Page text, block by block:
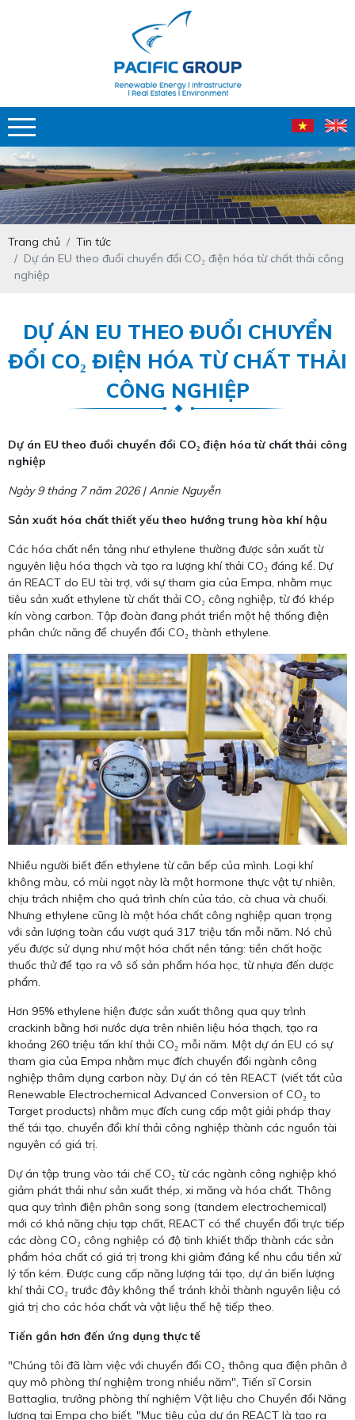
Trang chủ
Tin tức
Dự án EU theo đuổi chuyển đổi CO₂ điện hóa từ chất thải công
nghiệp
DỰ ÁN EU THEO ĐUỔI CHUYỂN
ĐỔI CO₂ ĐIỆN HÓA TỪ CHẤT THẢI
CÔNG NGHIỆP
Dự án EU theo đuổi chuyển đổi CO₂ điện hóa từ chất thải công
nghiệp
Ngày 9 tháng 7 năm 2026 | Annie Nguyễn
Sản xuất hóa chất thiết yếu theo hướng trung hòa khí hậu
Các hóa chất nền tảng như ethylene thường được sản xuất từ
nguyên liệu hóa thạch và tạo ra lượng khí thải CO₂ đáng kể. Dự
án REACT do EU tài trợ, với sự tham gia của Empa, nhằm mục
tiêu sản xuất ethylene từ chất thải CO₂ công nghiệp, từ đó khép
kín vòng carbon. Tập đoàn đang phát triển một hệ thống điện
phân chức năng để chuyển đổi CO₂ thành ethylene.
Nhiều người biết đến ethylene từ căn bếp của mình. Loại khí
không màu, có mùi ngọt này là một hormone thực vật tự nhiên,
chịu trách nhiệm cho quá trình chín của táo, cà chua và chuối.
Nhưng ethylene cũng là một hóa chất công nghiệp quan trọng
với sản lượng toàn cầu vượt quá 317 triệu tấn mỗi năm. Nó chủ
yếu được sử dụng như một hóa chất nền tảng: tiền chất hoặc
thuốc thử để tạo ra vô số sản phẩm hóa học, từ nhựa đến dược
phẩm.
Hơn 95% ethylene hiện được sản xuất thông qua quy trình
crackinh bằng hơi nước dựa trên nhiên liệu hóa thạch, tạo ra
khoảng 260 triệu tấn khí thải CO₂ mỗi năm. Một dự án EU có sự
tham gia của Empa nhằm mục đích chuyển đổi ngành công
nghiệp thâm dụng carbon này. Dự án có tên REACT (viết tắt của
Renewable Electrochemical Advanced Conversion of CO₂ to
Target products) nhằm mục đích cung cấp một giải pháp thay
thế tái tạo, chuyển đổi khí thải công nghiệp thành các nguồn tài
nguyên có giá trị.
Dự án tập trung vào tái chế CO₂ từ các ngành công nghiệp khó
giảm phát thải như sản xuất thép, xi măng và hóa chất. Thông
qua quy trình điện phân song song (tandem electrochemical)
mới có khả năng chịu tạp chất, REACT có thể chuyển đổi trực tiếp
các dòng CO₂ công nghiệp có độ tinh khiết thấp thành các sản
phẩm hóa chất có giá trị trong khi giảm đáng kể nhu cầu tiền xử
lý tốn kém. Được cung cấp năng lượng tái tạo, dự án biến lượng
khí thải CO₂ trước đây không thể tránh khỏi thành nguyên liệu có
giá trị cho các hóa chất và vật liệu thế hệ tiếp theo.
Tiến gần hơn đến ứng dụng thực tế
"Chúng tôi đã làm việc với chuyển đổi CO₂ thông qua điện phân ở
quy mô phòng thí nghiệm trong nhiều năm", Tiến sĩ Corsin
Battaglia, trưởng phòng thí nghiệm Vật liệu cho Chuyển đổi Năng
lượng tại Empa cho biết. "Mục tiêu của dự án REACT là tạo ra